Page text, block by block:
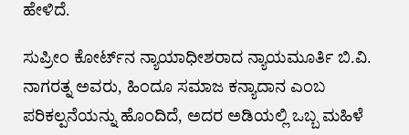
ಹೇಳಿದೆ.
ಸುಪ್ರೀಂ ಕೋರ್ಟ್‌ನ ನ್ಯಾಯಾಧೀಶರಾದ ನ್ಯಾಯಮೂರ್ತಿ ಬಿ.ವಿ.
ನಾಗರತ್ನ ಅವರು, ಹಿಂದೂ ಸಮಾಜ ಕನ್ಯಾದಾನ ಎಂಬ
ಪರಿಕಲ್ಪನೆಯನ್ನು ಹೊಂದಿದೆ, ಅದರ ಅಡಿಯಲ್ಲಿ ಒಬ್ಬ ಮಹಿಳೆ